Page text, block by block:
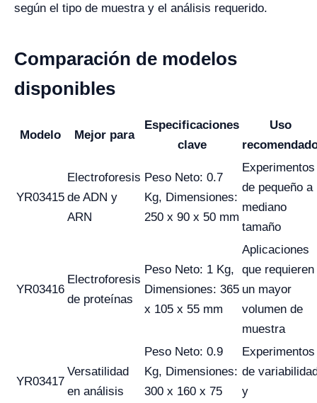
según el tipo de muestra y el análisis requerido.
Comparación de modelos
disponibles
Modelo Mejor para
Especificaciones
clave
Uso
YR03415
Electroforesis
de ADN y
ARN
Peso Neto: 0.7
Kg, Dimensiones:
250 x 90 x 50 mm
Experimentos
de pequeño a
mediano
tamaño
YR03416
Electroforesis
de proteínas
Peso Neto: 1 Kg,
Dimensiones: 365
x 105 x 55 mm
Aplicaciones
que requieren
un mayor
volumen de
muestra
YR03417
Versatilidad
en análisis
Peso Neto: 0.9
Kg, Dimensiones:
300 x 160 x 75
Experimentos
de
y